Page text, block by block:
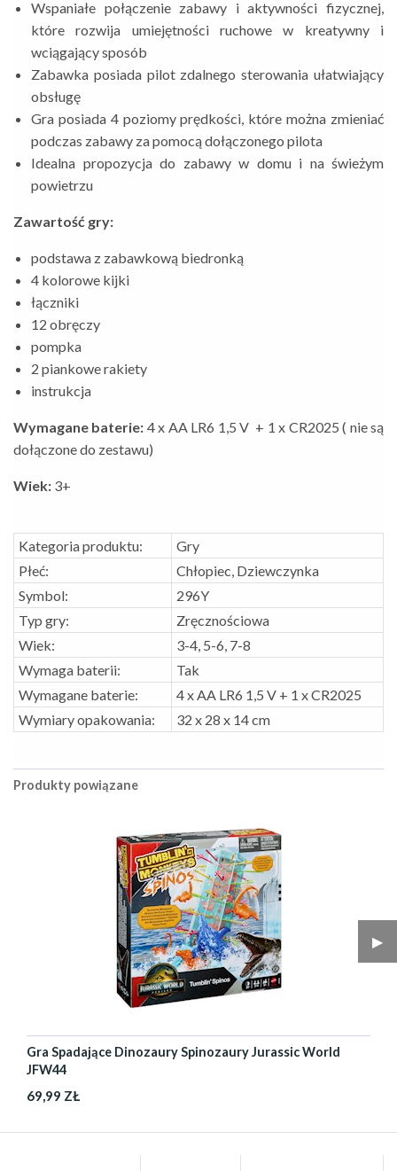
Wspaniałe połączenie zabawy i aktywności fizycznej,
które rozwija umiejętności ruchowe w kreatywny i
wciągający sposób
Zabawka posiada pilot zdalnego sterowania ułatwiający
obsługę
Gra posiada 4 poziomy prędkości, które można zmieniać
podczas zabawy za pomocą dołączonego pilota
Idealna propozycja do zabawy w domu i na świeżym
powietrzu
Zawartość gry:
podstawa z zabawkową biedronką
4 kolorowe kijki
łączniki
12 obręczy
pompka
2 piankowe rakiety
instrukcja
Wymagane baterie: 4 x AA LR6 1,5 V + 1 x CR2025 ( nie są
dołączone do zestawu)
Wiek: 3+
Kategoria produktu:
Gry
Płeć:
Chłopiec, Dziewczynka
Symbol:
296Y
Typ gry:
Zręcznościowa
Wiek:
3-4, 5-6, 7-8
Wymaga baterii:
Tak
Wymagane baterie:
4 x AA LR6 1,5 V + 1 x CR2025
Wymiary opakowania:
32 x 28 x 14 cm
Produkty powiązane
▶︎
Gra Spadające Dinozaury Spinozaury Jurassic World
JFW44
69,99 ZŁ